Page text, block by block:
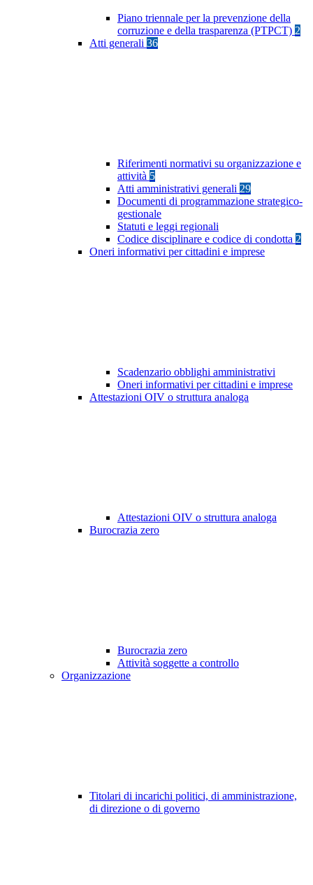
Piano triennale per la prevenzione della
corruzione e della trasparenza (PTPCT) 2
Atti generali 36
Riferimenti normativi su organizzazione e
attività 5
Atti amministrativi generali 29
Documenti di programmazione strategico-
gestionale
Statuti e leggi regionali
Codice disciplinare e codice di condotta 2
Oneri informativi per cittadini e imprese
Scadenzario obblighi amministrativi
Oneri informativi per cittadini e imprese
Attestazioni OIV o struttura analoga
Attestazioni OIV o struttura analoga
Burocrazia zero
Burocrazia zero
Attività soggette a controllo
Organizzazione
Titolari di incarichi politici, di amministrazione,
di direzione o di governo